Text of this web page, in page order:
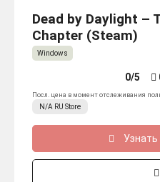
Dead by Daylight –
Chapter (Steam)
Windows
0/5
Посл. цена в момент отслеживания
N/A RU Store
Узнать